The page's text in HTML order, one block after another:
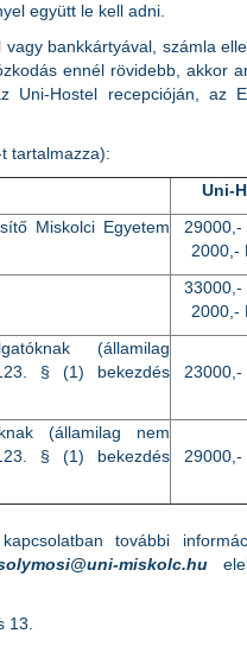
együtt le kell adni.
bankkártyával, számla
ennél rövidebb, akkor
Uni-Hostel recepcióján, az
tartalmazza):
Uni-
Miskolci Egyetem
29000,-
2000,-
33000,-
2000,-
(államilag
§ (1) bekezdés
23000,-
(államilag nem
§ (1) bekezdés
29000,-
további
miskolc.hu
13.